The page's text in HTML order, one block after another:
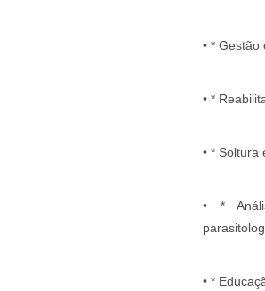
• *
• *
• * Soltura
• *
• *